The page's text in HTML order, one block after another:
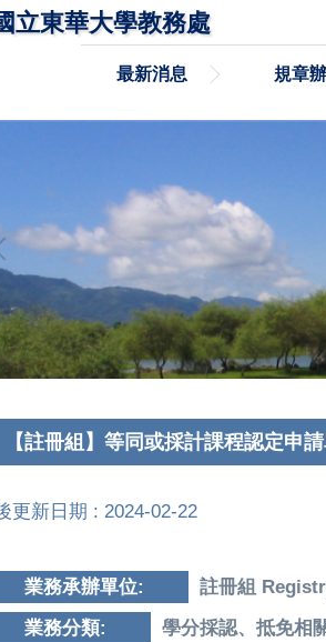
立東華大學教務處
最新消息 規章
【註冊組】等同或採計課程認定
更新日期 :2024-02-22
業務承辦單位:
註冊組
業務分類:
學分採認、抵免相